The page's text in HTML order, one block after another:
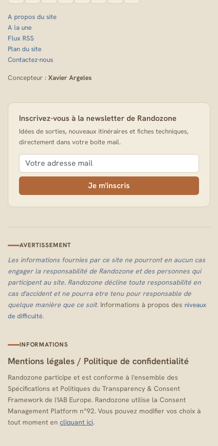
A propos du site
A la une
Flux RSS
Plan du site
Contactez-nous
Concepteur : Xavier Argeles
Inscrivez-vous à la newsletter de Randozone
Idées de sorties, nouveaux itinéraires et fiches techniques,
directement dans votre boîte mail.
Je m'inscris
AVERTISSEMENT
Les informations fournies par ce site ne pourront en aucun cas
engager la responsabilité de Randozone et des personnes qui
participent au site. Randozone décline toute responsabilité en
cas d'accident et ne pourra etre tenu pour responsable de
quelque manière que ce soit. Informations à propos des niveaux
de difficulté.
INFORMATIONS
Mentions légales / Politique de confidentialité
Randozone participe et est conforme à l'ensemble des
Spécifications et Politiques du Transparency & Consent
Framework de l'IAB Europe. Randozone utilise la Consent
Management Platform n°92. Vous pouvez modifier vos choix à
tout moment en cliquant ici.